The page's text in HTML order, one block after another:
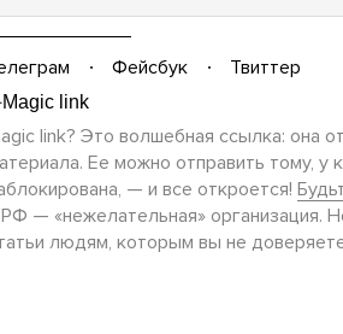
Фейсбук Твиттер
link? Это волшебная ссылка: она
Ее можно отправить тому, у
— и все откроется!
— «нежелательная» организация.
людям, которым вы не